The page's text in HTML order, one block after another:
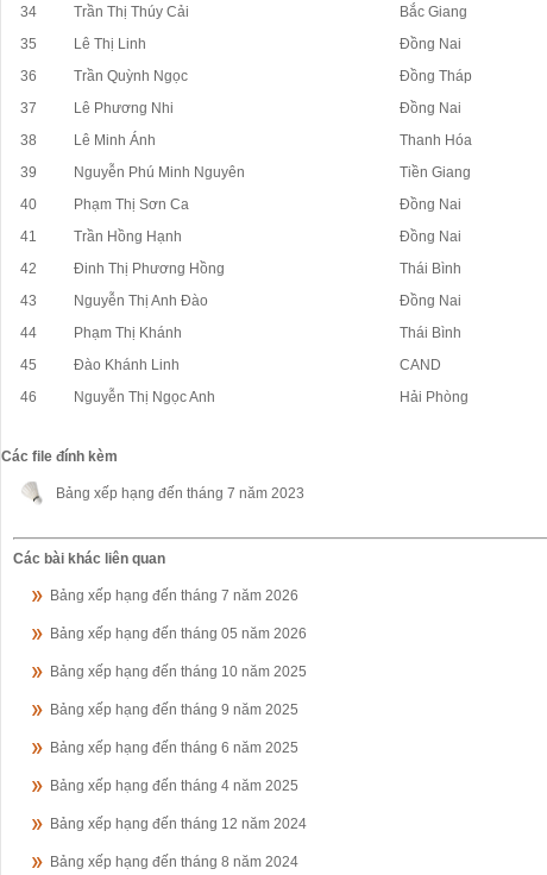
34
Trần Thị Thúy Cải Bắc Giang
35
Lê Thị Linh Đồng Nai
36
Trần Quỳnh Ngọc Đồng Tháp
37
Lê Phương Nhi Đồng Nai
38
Lê Minh Ánh Thanh Hóa
39
Nguyễn Phú Minh Nguyên Tiền Giang
40
Phạm Thị Sơn Ca Đồng Nai
41
Trần Hồng Hạnh Đồng Nai
42
Đinh Thị Phương Hồng Thái Bình
43
Nguyễn Thị Anh Đào Đồng Nai
44
Phạm Thị Khánh Thái Bình
45
Đào Khánh Linh CAND
46
Nguyễn Thị Ngọc Anh Hải Phòng
Các file đính kèm
Bảng xếp hạng đến tháng 7 năm 2023
Các bài khác liên quan
Bảng xếp hạng đến tháng 7 năm 2026
Bảng xếp hạng đến tháng 05 năm 2026
Bảng xếp hạng đến tháng 10 năm 2025
Bảng xếp hạng đến tháng 9 năm 2025
Bảng xếp hạng đến tháng 6 năm 2025
Bảng xếp hạng đến tháng 4 năm 2025
Bảng xếp hạng đến tháng 12 năm 2024
Bảng xếp hạng đến tháng 8 năm 2024